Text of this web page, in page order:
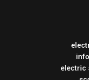
electric